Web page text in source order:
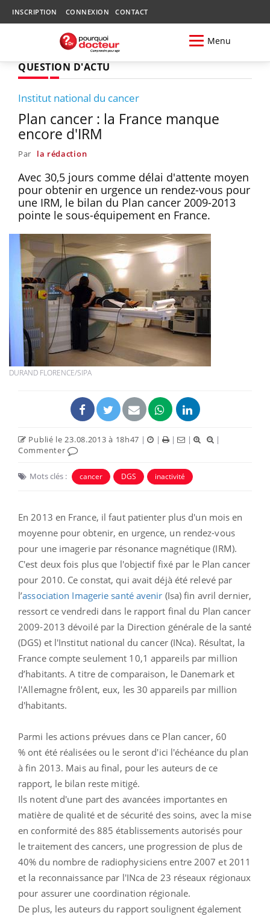
INSCRIPTION CONNEXION CONTACT
Menu
QUESTION D'ACTU
Institut national du cancer
Plan cancer : la France manque
encore d'IRM
Par la rédaction
Avec 30,5 jours comme délai d'attente moyen
pour obtenir en urgence un rendez-vous pour
une IRM, le bilan du Plan cancer 2009-2013
pointe le sous-équipement en France.
DURAND FLORENCE/SIPA
Publié le 23.08.2013 à 18h47 | | | |
|
Commenter
Mots clés : cancer DGS inactivité
En 2013 en France, il faut patienter plus d'un mois en
moyenne pour obtenir, en urgence, un rendez-vous
pour une imagerie par résonance magnétique (IRM).
C'est deux fois plus que l'objectif fixé par le Plan cancer
pour 2010. Ce constat, qui avait déjà été relevé par
l’association Imagerie santé avenir (Isa) fin avril dernier,
ressort ce vendredi dans le rapport final du Plan cancer
2009-2013 dévoilé par la Direction générale de la santé
(DGS) et l'Institut national du cancer (INca). Résultat, la
France compte seulement 10,1 appareils par million
d’habitants. A titre de comparaison, le Danemark et
l'Allemagne frôlent, eux, les 30 appareils par million
d'habitants.
Parmi les actions prévues dans ce Plan cancer, 60
% ont été réalisées ou le seront d'ici l'échéance du plan
à fin 2013. Mais au final, pour les auteurs de ce
rapport, le bilan reste mitigé.
Ils notent d'une part des avancées importantes en
matière de qualité et de sécurité des soins, avec la mise
en conformité des 885 établissements autorisés pour
le traitement des cancers, une progression de plus de
40% du nombre de radiophysiciens entre 2007 et 2011
et la reconnaissance par l'INca de 23 réseaux régionaux
pour assurer une coordination régionale.
De plus, les auteurs du rapport soulignent également